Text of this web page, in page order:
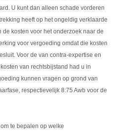
U kunt dan alleen schade vorderen
heeft op het ongeldig verklaarde
de kosten voor het onderzoek naar de
voor vergoeding omdat die kosten
Voor de van contra-expertise en
van rechtsbijstand had u in
kunnen vragen op grond van
respectievelijk 8:75 Awb voor de
te bepalen op welke